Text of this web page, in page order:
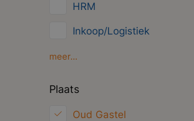
HRM
Inkoop/Logistiek
Marketing
meer...
Plaats
Oud Gastel